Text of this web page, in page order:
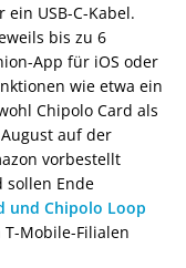
USB-C-Kabel.
bis zu 6
App für iOS oder
wie etwa ein
Chipolo Card als
auf der
vorbestellt
sollen Ende
und Chipolo Loop
Mobile-Filialen